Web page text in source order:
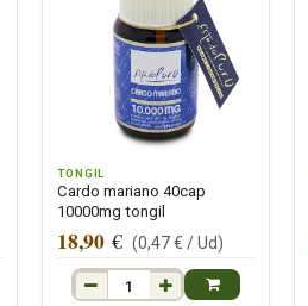
TONGIL
Cardo mariano 40cap
10000mg tongil
18,90 € (0,47€ /Ud)